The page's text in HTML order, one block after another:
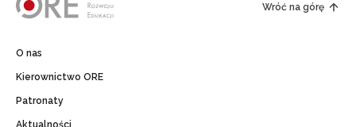
Wróć na górę
O nas
Kierownictwo ORE
Patronaty